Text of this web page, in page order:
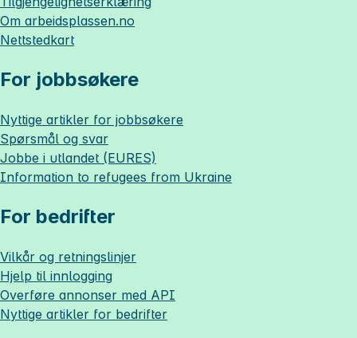
Om arbeidsplassen.no
Nettstedkart
For jobbsøkere
Nyttige artikler for jobbsøkere
Spørsmål og svar
Jobbe i utlandet (EURES)
Information to refugees from Ukraine
For bedrifter
Vilkår og retningslinjer
Hjelp til innlogging
Overføre annonser med API
Nyttige artikler for bedrifter